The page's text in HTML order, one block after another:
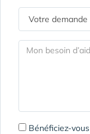
Bénéficiez-